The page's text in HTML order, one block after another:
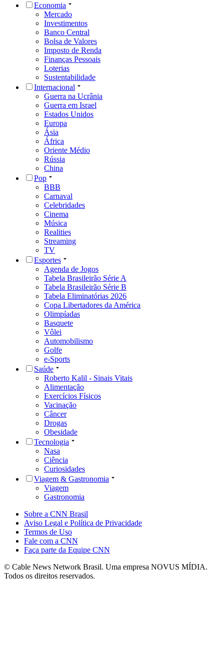
Economia
Mercado
Investimentos
Banco Central
Bolsa de Valores
Imposto de Renda
Finanças Pessoais
Loterias
Sustentabilidade
Internacional
Guerra na Ucrânia
Guerra em Israel
Estados Unidos
Europa
Ásia
África
Oriente Médio
Rússia
China
Pop
BBB
Carnaval
Celebridades
Cinema
Música
Realities
Streaming
TV
Esportes
Agenda de Jogos
Tabela Brasileirão Série A
Tabela Brasileirão Série B
Tabela Eliminatórias 2026
Copa Libertadores da América
Olimpíadas
Basquete
Vôlei
Automobilismo
Golfe
e-Sports
Saúde
Roberto Kalil - Sinais Vitais
Alimentação
Exercícios Físicos
Vacinação
Câncer
Drogas
Obesidade
Tecnologia
Nasa
Ciência
Curiosidades
Viagem & Gastronomia
Viagem
Gastronomia
Sobre a CNN Brasil
Aviso Legal e Política de Privacidade
Termos de Uso
Fale com a CNN
Faça parte da Equipe CNN
© Cable News Network Brasil. Uma empresa NOVUS MÍDIA.
Todos os direitos reservados.